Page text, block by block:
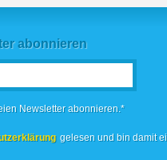
abonnieren
Newsletter abonnieren.*
gelesen und bin damit